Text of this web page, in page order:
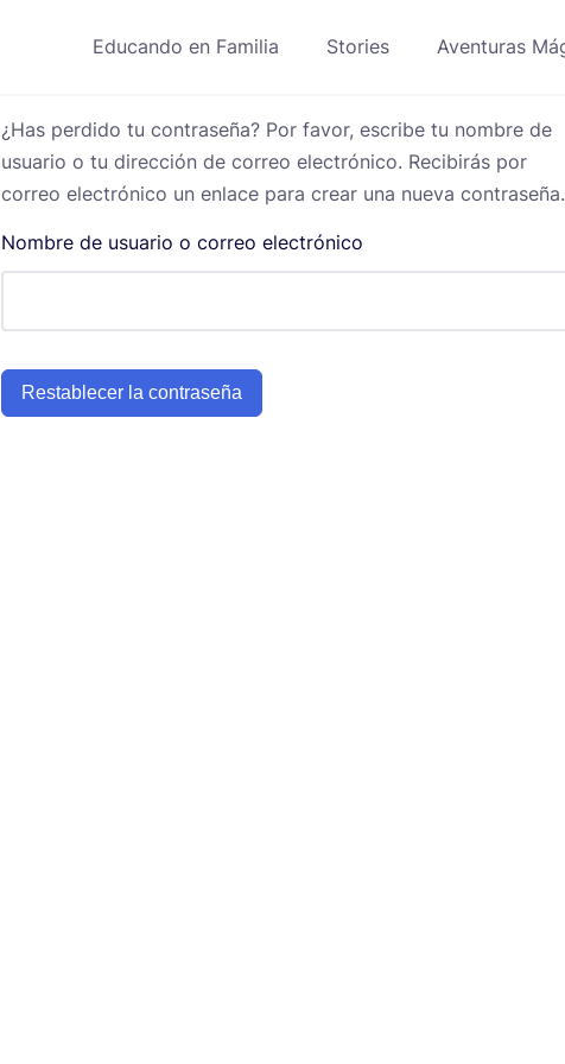
Educando en Familia Stories Aventuras
¿Has perdido tu contraseña? Por favor, escribe tu nombre de
usuario o tu dirección de correo electrónico. Recibirás por
correo electrónico un enlace para crear una nueva contraseña.
Nombre de usuario o correo electrónico
Restablecer la contraseña